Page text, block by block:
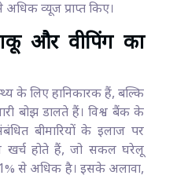
व्यूज प्राप्त किए।
और वीपिंग का
के लिए हानिकारक हैं, बल्कि
बोझ डालते हैं। विश्व बैंक के
बीमारियों के इलाज पर
खर्च होते हैं, जो सकल घरेलू
से अधिक है। इसके अलावा,